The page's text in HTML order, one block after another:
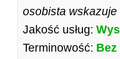
osobista
Jakość usług:
Terminowość: Bez